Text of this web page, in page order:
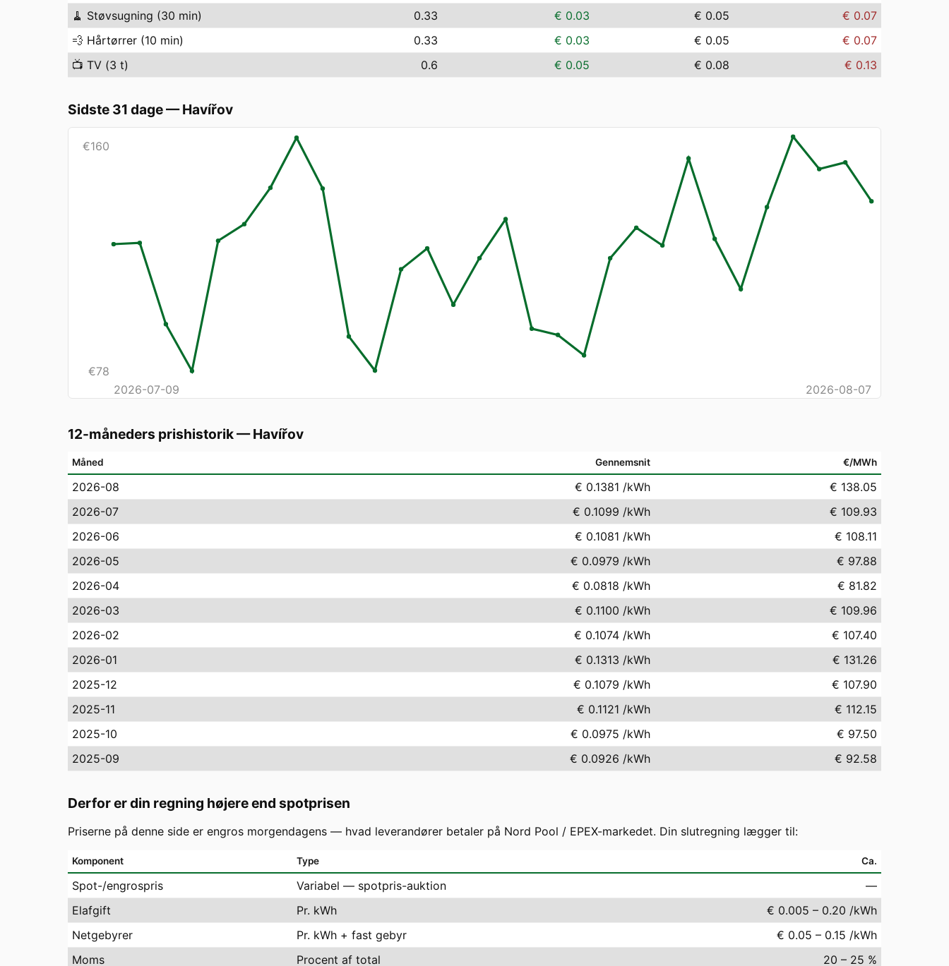
🧹 Støvsugning (30 min) 0.33 € 0.03 € 0.05
€ 0.07
💨 Hårtørrer (10 min) 0.33 € 0.03 € 0.05
€ 0.07
📺 TV (3 t) 0.6 € 0.05 € 0.08 € 0.13
Sidste 31 dage—Havířov
€160
€78
2026-07-09
2026-08-07
12-måneders prishistorik—Havířov
Måned Gennemsnit €/MWh
2026-08 € 0.1381 /kWh
€ 138.05
2026-07
€ 0.1099 /kWh
€ 109.93
2026-06
€ 0.1081 /kWh
€ 108.11
2026-05
€ 0.0979 /kWh
€ 97.88
2026-04
€ 0.0818 /kWh
€ 81.82
2026-03
€ 0.1100 /kWh
€ 109.96
2026-02
€ 0.1074 /kWh
€ 107.40
2026-01
€ 0.1313 /kWh
€ 131.26
2025-12
€ 0.1079 /kWh
€ 107.90
2025-11
€ 0.1121 /kWh
€ 112.15
2025-10
€ 0.0975 /kWh
€ 97.50
2025-09
€ 0.0926 /kWh € 92.58
Derfor er din regning højere end spotprisen
Priserne på denne side er engros morgendagens — hvad leverandører betaler på Nord Pool / EPEX-markedet. Din slutregning lægger til:
Komponent Type Ca.
Spot-/engrospris Variabel — spotpris-auktion
—
Elafgift
Pr. kWh
€ 0.005 – 0.20 /kWh
Netgebyrer
Pr. kWh + fast gebyr
€ 0.05 – 0.15 /kWh
Moms
Procent af total 20 – 25 %